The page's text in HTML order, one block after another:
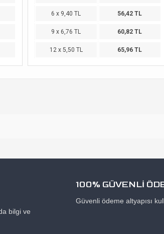
6 x 9,40 TL 56,42 TL
9 x 6,76 TL 60,82 TL
12 x 5,50 TL 65,96 TL
bilgi ve
100% GÜVENLİ
Güvenli ödeme altyapısı